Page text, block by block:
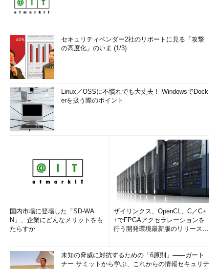
セキュリティベンダー2社のリポートに見る「攻撃
の高度化」のいま (1/3)
Linux／OSSに不慣れでも大丈夫！ WindowsでDock
erを扱う際のポイント
国内市場に登場した「SD-WA
N」、企業にどんなメリットをも
たらすか
ザイリンクス、OpenCL、C／C+
+でFPGAアクセラレーションを
行う開発環境最新版のリリースを
未知の脅威に対抗するための「6原則」――ガート
ナー サミットから学ぶ、これからの情報セキュリテ